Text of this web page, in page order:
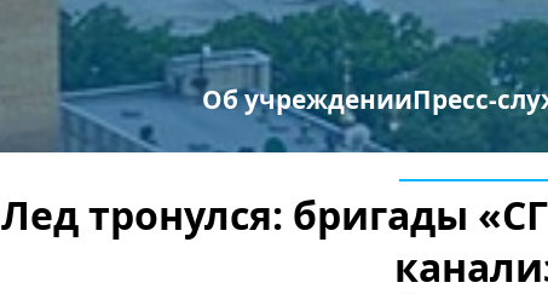
Об учрежденииПресс-
Лед тронулся: бригады